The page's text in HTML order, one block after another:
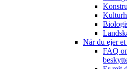
Når du ejer
FAQ